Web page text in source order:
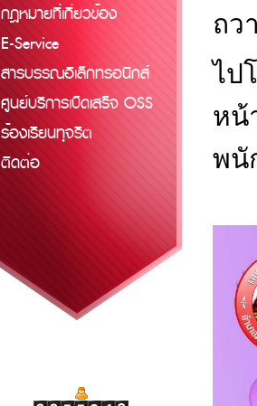
กฎหมายที่เกี่ยวข้อง
E-Service
สารบรรณอิเล็กทรอนิกส์
ศูนย์บริการเบ็ดเสร็จ OSS
ร้องเรียนทุจริต
ติดต่อ
ถว
ไป
หน้
พนั